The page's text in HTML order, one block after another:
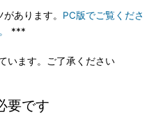
あります。 PC版でご覧くださ
***
います。ご了承ください
要です